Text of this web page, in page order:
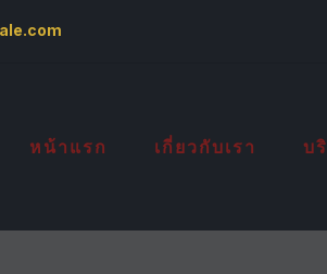
หน้าแรก เกี่ยวกับเรา บ